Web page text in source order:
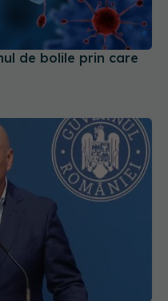
de bolile prin care